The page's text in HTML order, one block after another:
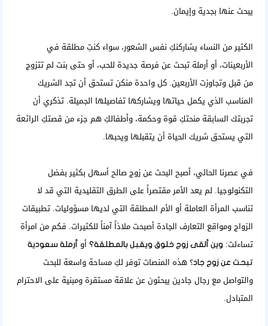
يبحث عنها بجدية وإيمان.
الكثير من النساء يشاركنكِ نفس الشعور، سواء كنتِ مطلقة في
الأربعينات، أو أرملة تبحث عن فرصة جديدة للحب، أو حتى بنت لم تتزوج
من قبل وتجاوزت الأربعين. كل واحدة منكن تستحق أن تجد الشريك
المناسب الذي يكمل حياتها ويشاركها تفاصيلها الجميلة. تذكري أن
تجربتك السابقة منحتكِ قوة وحكمة، وأطفالكِ هم جزء من قصتكِ الرائعة
التي يستحق شريك الحياة أن يتقبلها ويحبها.
في عصرنا الحالي، أصبح البحث عن زوج صالح أسهل بكثير بفضل
التكنولوجيا. لم يعد الأمر مقتصراً على الطرق التقليدية التي قد لا
تناسب المرأة العاملة أو الأم المطلقة التي لديها مسؤوليات. تطبيقات
الزواج ومواقع التعارف الجادة أصبحت ملاذاً آمناً للكثيرات. فكم من امرأة
تساءلت: وين ألقى زوج خلوق ويقبل بالمطلقة؟ أو أرملة سعودية
تبحث عن زوج جاد؟ هذه المنصات توفر لكِ مساحة واسعة للبحث
والتواصل مع رجال جادين يبحثون عن علاقة مستقرة ومبنية على الاحترام
المتبادل.